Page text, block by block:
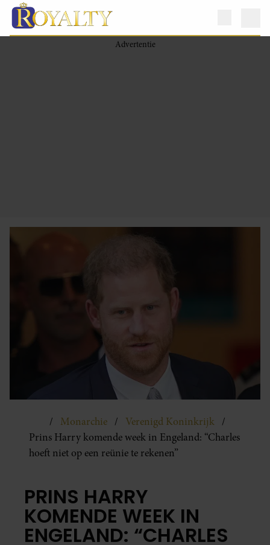
Monarchie
Verenigd Koninkrijk
Prins Harry komende week in Engeland: “Charles
hoeft niet op een reünie te rekenen”
PRINS HARRY
KOMENDE WEEK IN
ENGELAND: “CHARLES